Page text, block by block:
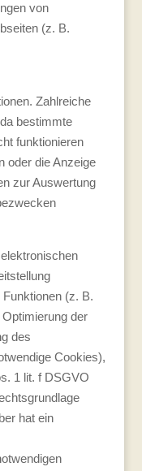
von
(z. B.
Zahlreiche
bestimmte
funktionieren
oder die Anzeige
zur Auswertung
(z. B.
der
des
Cookies),
1 lit. f DSGVO
hat ein